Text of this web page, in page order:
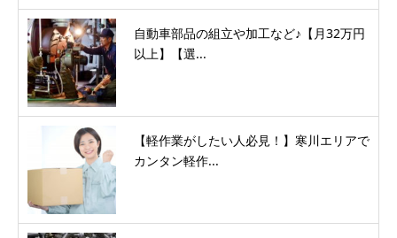
自動車部品の組立や加工など♪【月32万円
以上】【選...
【軽作業がしたい人必見！】寒川エリアで
カンタン軽作...